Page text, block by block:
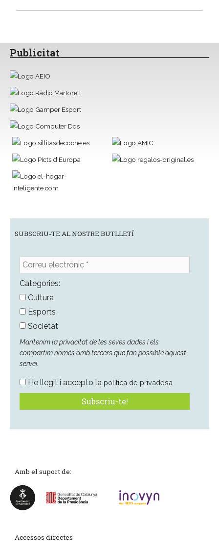
Publicitat
SUBSCRIU-TE AL NOSTRE BUTLLETÍ
Correu
electrònic
*Categories:
Cultura
Esports
Societat
Mantenim la privacitat de les seves dades i els
compartim només amb tercers que fan possible aquest
servei.
He llegit i accepto la política de privadesa
Amb el suport de:
Accessos directes